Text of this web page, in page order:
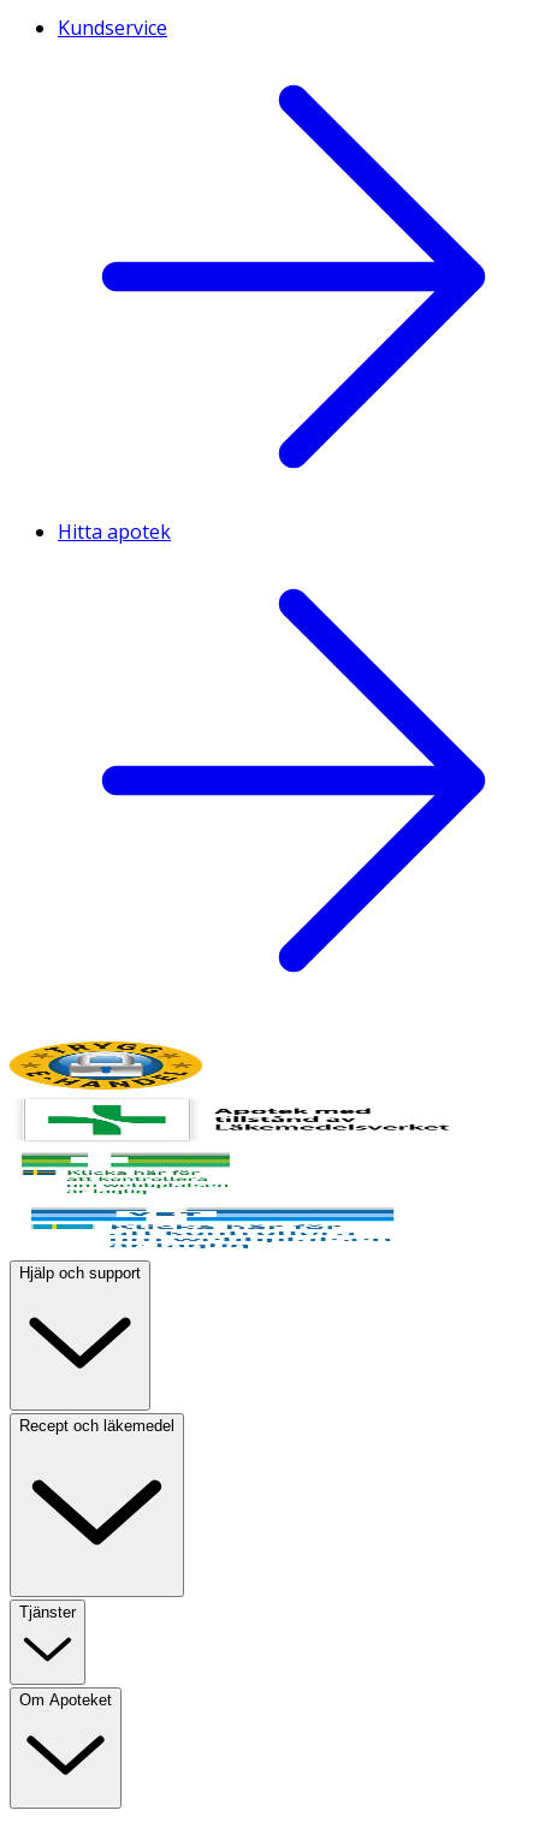
Kundservice
Hitta apotek
Hjälp och support
Recept och läkemedel
Tjänster
Om Apoteket